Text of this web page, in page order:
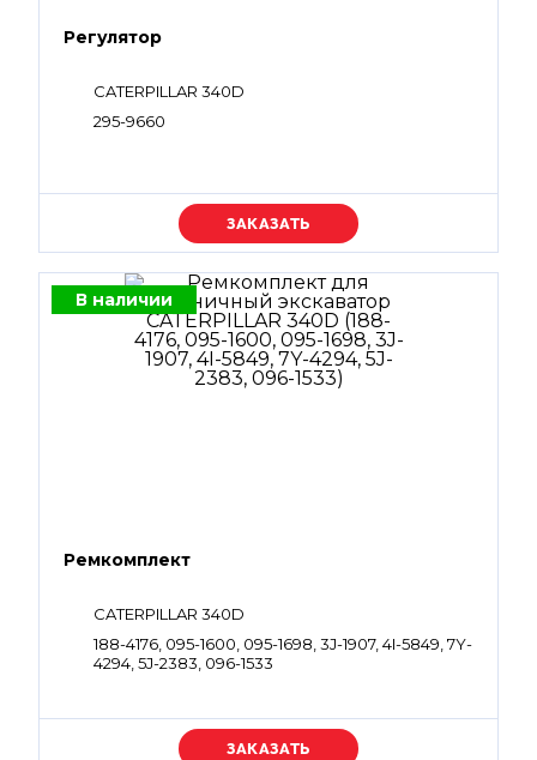
Регулятор
CATERPILLAR 340D
295-9660
Уточняйте цену
В наличии
Ремкомплект
CATERPILLAR 340D
188-4176, 095-1600, 095-1698, 3J-1907, 4I-5849, 7Y-
4294, 5J-2383, 096-1533
Уточняйте цену